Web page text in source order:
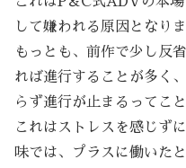
して嫌われる原因となりま
もっとも、前作で少し反
れば進行することが多く
らず進行が止まるってこ
これはストレスを感じず
味では、プラスに働いた